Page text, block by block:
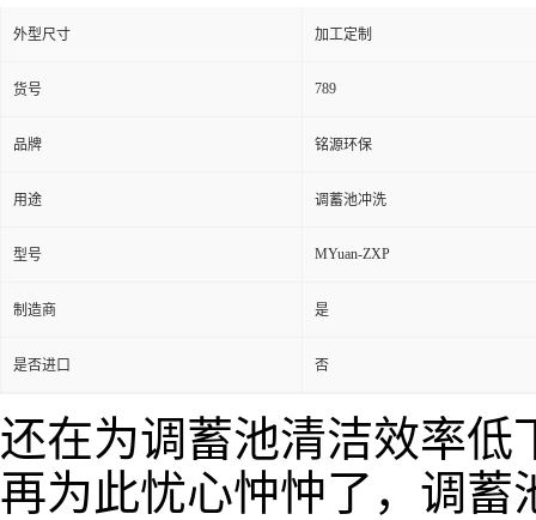
外型尺寸 加工定制
货号 789
品牌 铭源环保
用途 调蓄池冲洗
型号 MYuan-ZXP
制造商 是
是否进口 否
还在为调蓄池清洁效率低
再为此忧心忡忡了，调蓄